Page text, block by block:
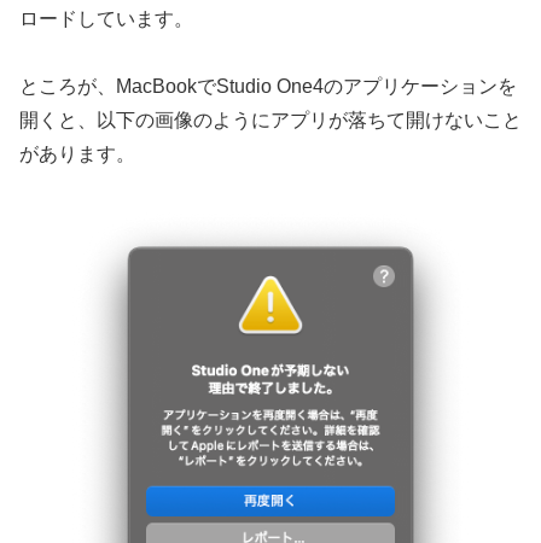
ロードしています。
ところが、MacBookでStudio One4のアプリケーションを
開くと、以下の画像のようにアプリが落ちて開けないこと
があります。